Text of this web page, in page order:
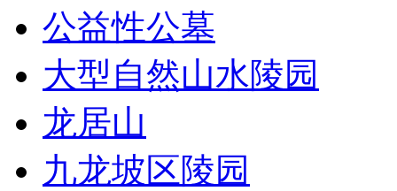
公益性公墓
大型自然山水陵园
龙居山
九龙坡区陵园